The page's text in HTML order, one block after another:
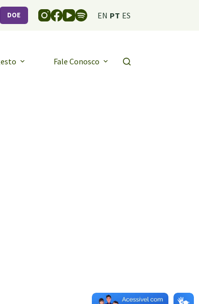
DOE EN PT ES
Fale Conosco